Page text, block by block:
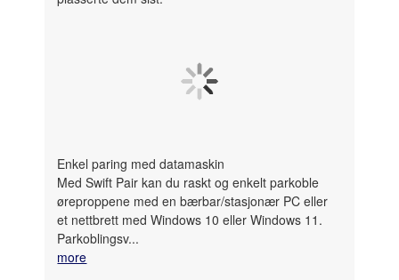
Enkel paring med datamaskin
Med Swift Pair kan du raskt og enkelt parkoble
øreproppene med en bærbar/stasjonær PC eller
et nettbrett med Windows 10 eller Windows 11.
Parkoblingsv...
more